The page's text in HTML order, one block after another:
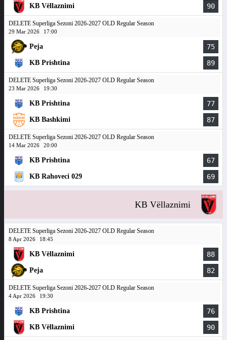
KB Vëllaznimi 90
DELETE Superliga Sezoni 2026-2027 OLD Regular Season
29 Mar 2026 17:00
Peja 75
KB Prishtina 89
DELETE Superliga Sezoni 2026-2027 OLD Regular Season
23 Mar 2026 19:30
KB Prishtina 77
KB Bashkimi 87
DELETE Superliga Sezoni 2026-2027 OLD Regular Season
14 Mar 2026 20:00
KB Prishtina 67
KB Rahoveci 029 69
KB Vëllaznimi
DELETE Superliga Sezoni 2026-2027 OLD Regular Season
8 Apr 2026 18:45
KB Vëllaznimi 88
Peja 82
DELETE Superliga Sezoni 2026-2027 OLD Regular Season
4 Apr 2026 19:30
KB Prishtina 76
KB Vëllaznimi 90